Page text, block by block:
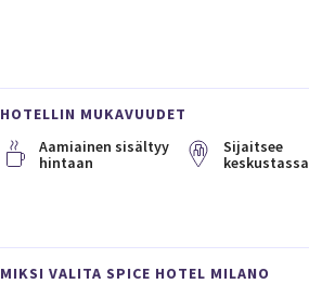
HOTELLIN MUKAVUUDET
Aamiainen sisältyy
hintaan
Sijaitsee
keskustassa
MIKSI VALITA SPICE HOTEL MILANO